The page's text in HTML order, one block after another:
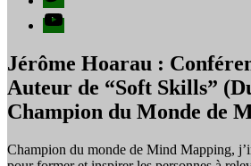
YouTube
Jérôme Hoarau :
Auteur de “Soft Skills”
Champion du Monde de
Champion du monde de Mind Mapping,